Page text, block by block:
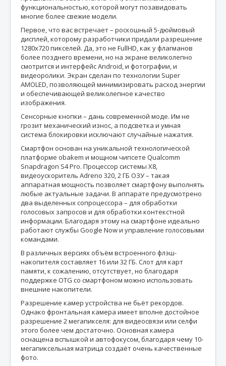
функциональностью, которой могут позавидовать
многие более свежие модели.
Первое, что вас встречает – роскошный 5-дюймовый
дисплей, которому разработчики придали разрешение
1280х720 пикселей. Да, это не FullHD, как у флагманов
более позднего времени, но на экране великолепно
смотрится и интерфейс Android, и фотографии, и
видеоролики. Экран сделан по технологии Super
AMOLED, позволяющей минимизировать расход энергии
и обеспечивающей великолепное качество
изображения.
Сенсорные кнопки – дань современной моде. Им не
грозит механический износ, а подсветка и умная
система блокировки исключают случайные нажатия.
Смартфон основан на уникальной технологической
платформе obakem и мощном чипсете Qualcomm
Snapdragon S4 Pro. Процессор системы X8,
видеоускоритель Adreno 320, 2 ГБ ОЗУ – такая
аппаратная мощность позволяет смартфону выполнять
любые актуальные задачи. В аппарате предусмотрено
два выделенных сопроцессора – для обработки
голосовых запросов и для обработки контекстной
информации. Благодаря этому на смартфоне идеально
работают службы Google Now и управление голосовыми
командами.
В различных версиях объём встроенного флэш-
накопителя составляет 16 или 32 ГБ. Слот для карт
памяти, к сожалению, отсутствует, но благодаря
поддержке OTG со смартфоном можно использовать
внешние накопители.
Разрешение камер устройства не бьёт рекордов.
Однако фронтальная камера имеет вполне достойное
разрешение 2 мегапикселя: для видеосвязи или селфи
этого более чем достаточно. Основная камера
оснащена вспышкой и автофокусом, благодаря чему 10-
мегапиксельная матрица создаёт очень качественные
фото.